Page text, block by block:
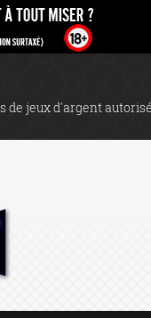
de jeux d'argent